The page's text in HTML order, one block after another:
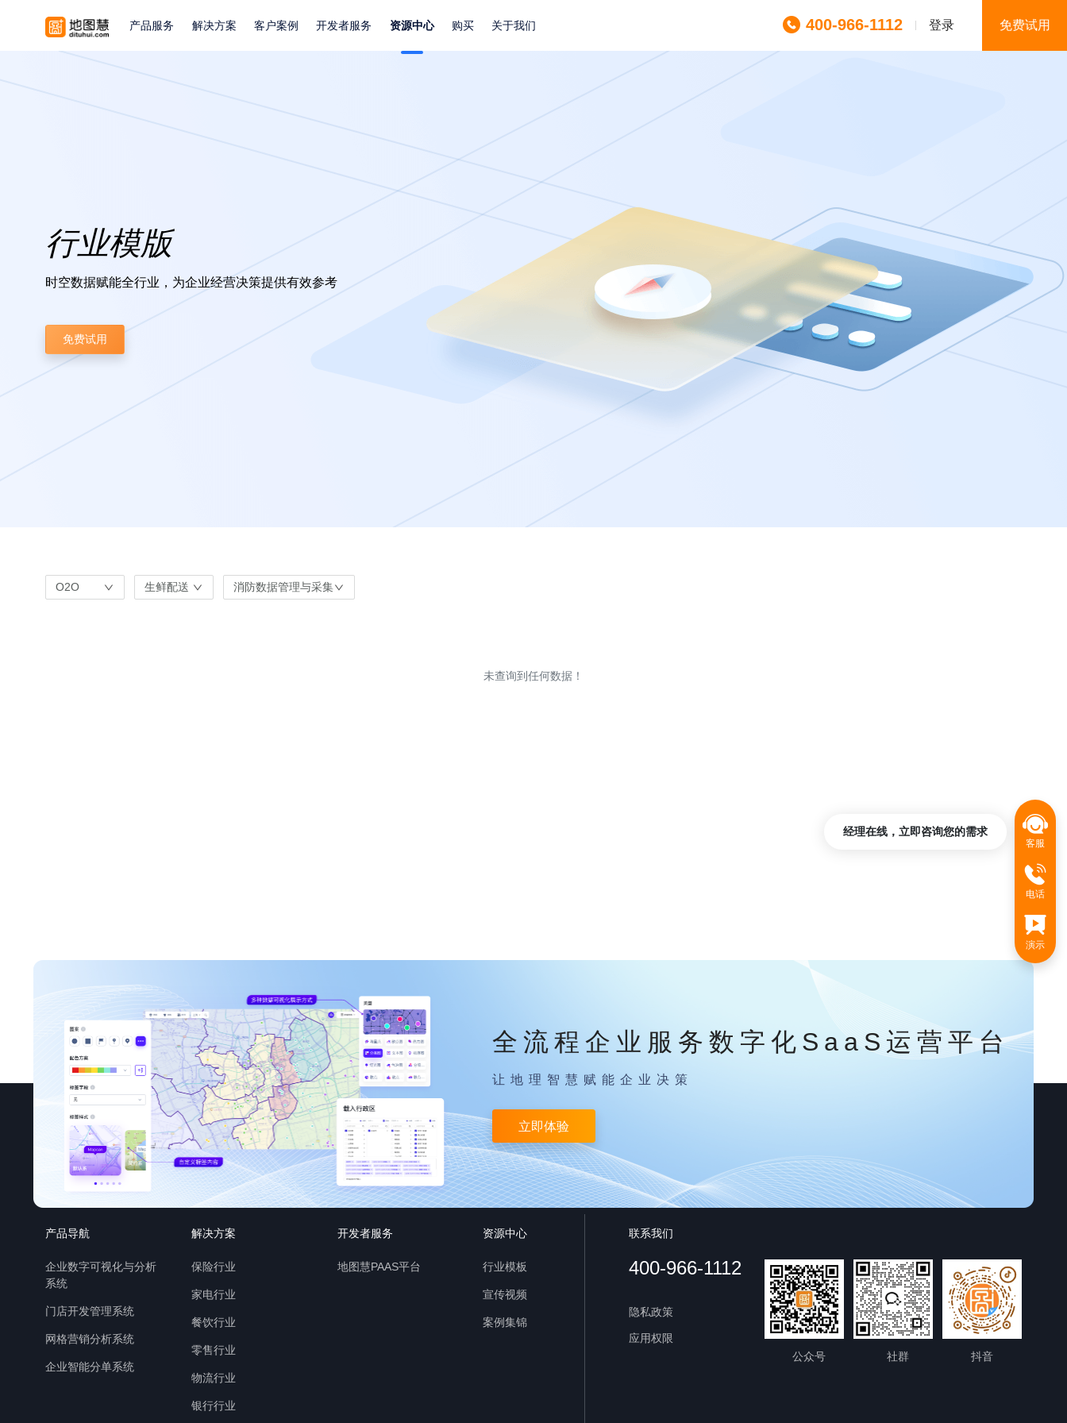
产品服务 解决方案 客户案例 开发者服务 资源中心 购买 关于我们 400-966-1112 登录 免费试用
行业模版
时空数据赋能全行业，为企业经营决策提供有效参考
免费试用
O2O 生鲜配送 消防数据管理与采集
未查询到任何数据！
全流程企业服务数字化SaaS运营平台
让地理智慧赋能企业决策
立即体验
产品导航
企业数字可视化与分析
系统
门店开发管理系统
网格营销分析系统
企业智能分单系统
解决方案
保险行业
家电行业
餐饮行业
零售行业
物流行业
银行行业
开发者服务
地图慧PAAS平台
资源中心
行业模板
宣传视频
案例集锦
联系我们
400-966-1112
隐私政策
应用权限
公众号
社群 抖音
客服
电话
演示
经理在线，立即咨询您的需求